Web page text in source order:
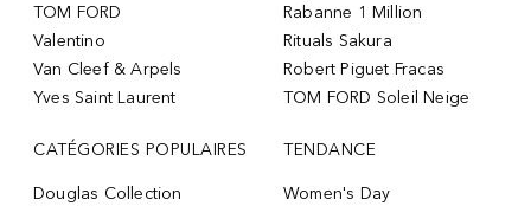
TOM FORD
Valentino
Van Cleef & Arpels
Yves Saint Laurent
Rabanne 1 Million
Rituals Sakura
Robert Piguet Fracas
TOM FORD Soleil Neige
CATÉGORIES POPULAIRES
Douglas Collection
TENDANCE
Women's Day